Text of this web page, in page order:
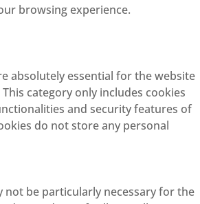
browsing experience.
absolutely essential for the website
category only includes cookies
and security features of
do not store any personal
not be particularly necessary for the